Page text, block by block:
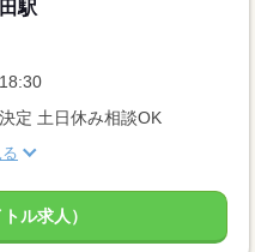
駅
定 土日休み相談OK
ル求人）